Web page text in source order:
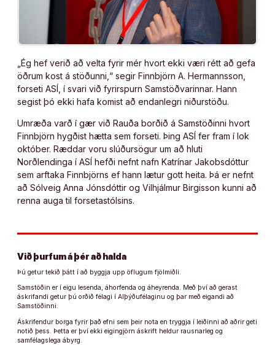
„Ég hef verið að velta fyrir mér hvort ekki væri rétt að gefa
öðrum kost á stöðunni,“ segir Finnbjörn A. Hermannsson,
forseti ASÍ, í svari við fyrirspurn Samstöðvarinnar. Hann
segist þó ekki hafa komist að endanlegri niðurstöðu.
Umræða varð í gær við Rauða borðið á Samstöðinni hvort
Finnbjörn hygðist hætta sem forseti. Þing ASÍ fer fram í lok
október. Ræddar voru slúðursögur um að hluti
Norðlendinga í ASÍ hefði nefnt nafn Katrínar Jakobsdóttur
sem arftaka Finnbjörns ef hann lætur gott heita. Þá er nefnt
að Sólveig Anna Jónsdóttir og Vilhjálmur Birgisson kunni að
renna auga til forsetastólsins.
Við þurfum á þér að halda
Þú getur tekið þátt í að byggja upp öflugum fjölmiðli.
Samstöðin er í eigu lesenda, áhorfenda og áheyrenda. Með því að gerast
áskrifandi getur þú orðið félagi í Alþýðufélaginu og þar með eigandi að
Samstöðinni.
Áskrifendur borga fyrir það efni sem þeir nota en tryggja í leiðinni að aðrir geti
notið þess. Þetta er því ekki eigingjörn áskrift heldur rausnarleg og
samfélagslega ábyrg.